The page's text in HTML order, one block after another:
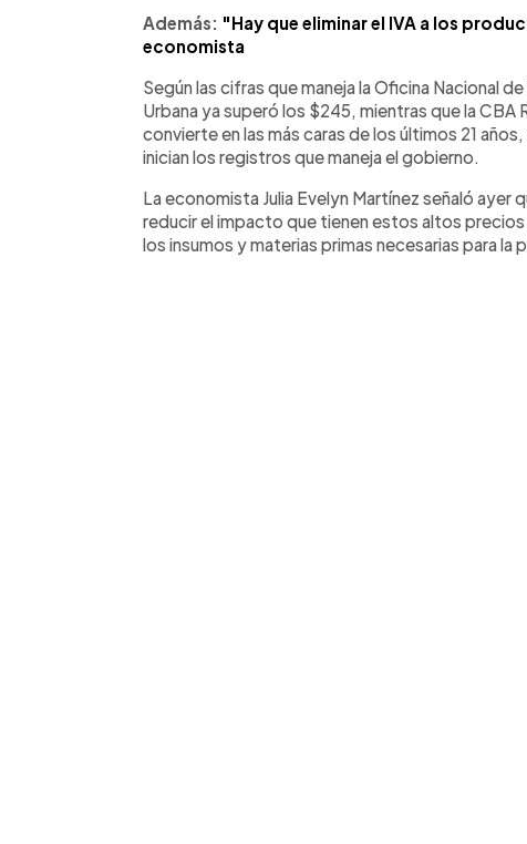
Además: "Hay que eliminar el IVA a los
economista
Según las cifras que maneja la Oficina Nacional
Urbana ya superó los $245, mientras que la CBA
convierte en las más caras de los últimos 21
inician los registros que maneja el gobierno.
La economista Julia Evelyn Martínez señaló ayer
reducir el impacto que tienen estos altos precios
los insumos y materias primas necesarias para